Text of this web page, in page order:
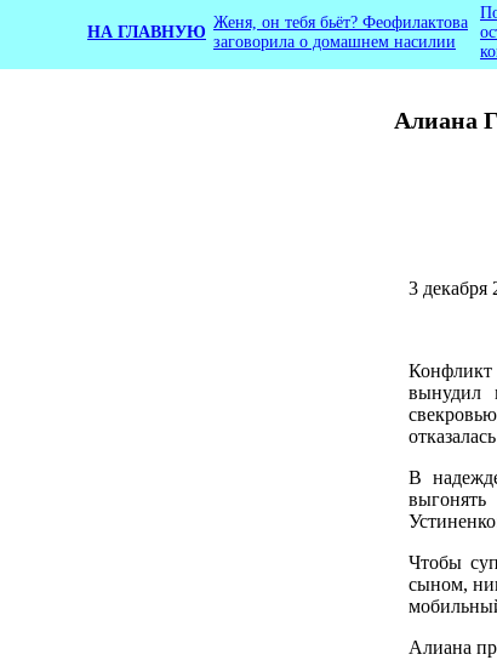
Алиана
НА ГЛАВНУЮ
Женя, он тебя бьёт? Феофилактова
заговорила о домашнем насилии
3 декабря
вынудил
В
Чтобы
сыном,
Алиана